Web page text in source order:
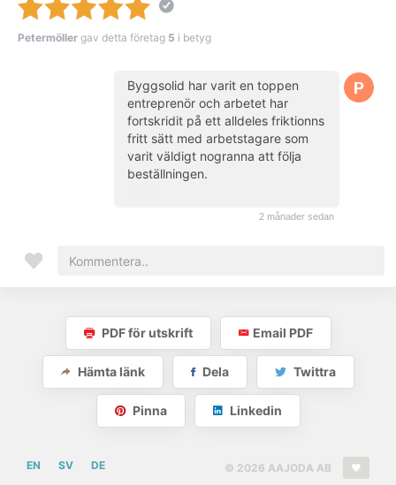
Petermöller gav detta företag 5 i betyg
Byggsolid har varit en toppen
entreprenör och arbetet har
fortskridit på ett alldeles friktionns
fritt sätt med arbetstagare som
varit väldigt nogranna att följa
beställningen.
2 månader sedan
PDF för utskrift Email PDF
Hämta länk Dela Twittra
Pinna Linkedin
© 2026 AAJODA AB
EN SV DE